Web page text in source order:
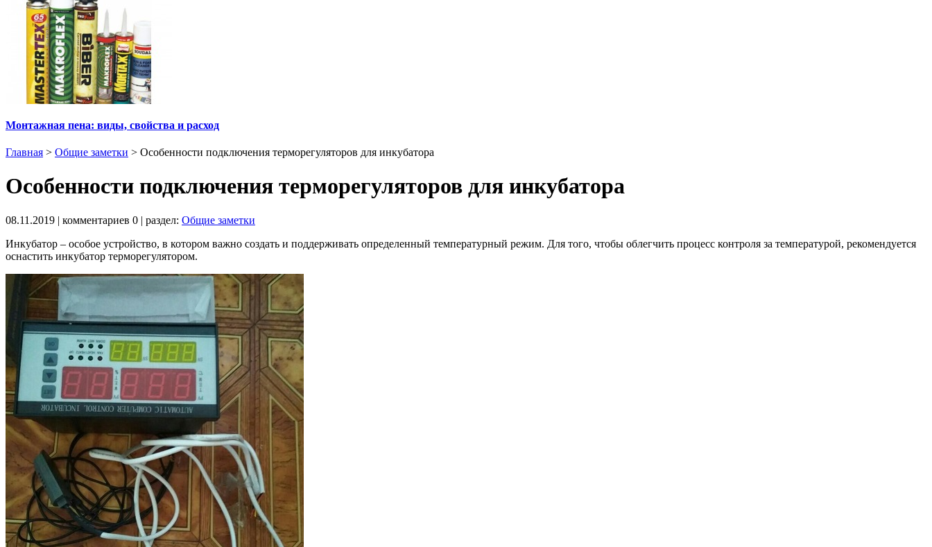
Монтажная пена: виды, свойства и расход
Главная > Общие заметки > Особенности подключения терморегуляторов для инкубатора
Особенности подключения терморегуляторов для инкубатора
08.11.2019 | комментариев 0 | раздел: Общие заметки
Инкубатор – особое устройство, в котором важно создать и поддерживать определенный температурный режим. Для того, чтобы облегчить процесс контроля за температурой, рекомендуется
оснастить инкубатор терморегулятором.